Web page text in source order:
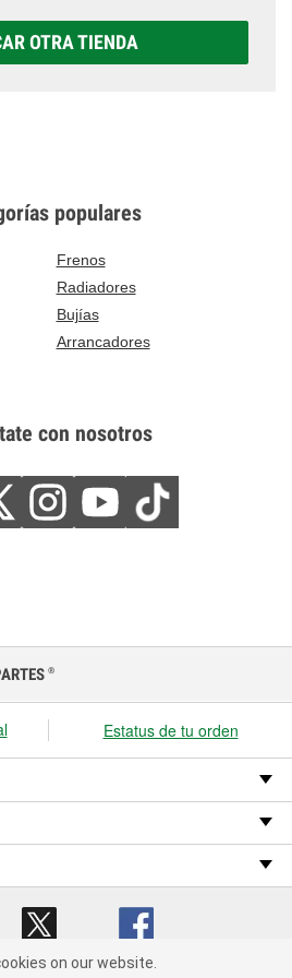
OTRA TIENDA
populares
Frenos
Radiadores
Bujías
Arrancadores
con nosotros
By clicking "Accept", you consent
®
Estatus de tu orden
on our website.